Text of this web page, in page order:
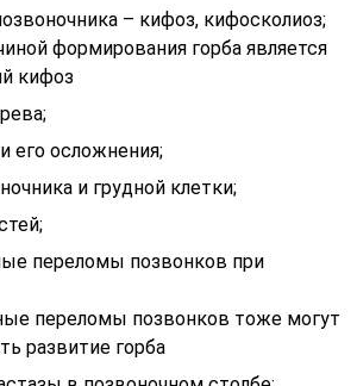
– кифоз, кифосколиоз;
формирования горба является
кифоз
его осложнения;
и грудной клетки;
переломы позвонков при
переломы позвонков тоже могут
развитие горба